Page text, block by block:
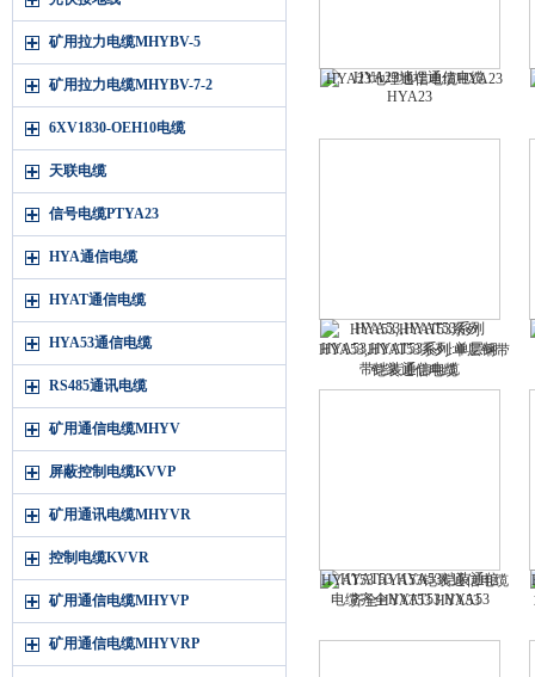
矿用拉力电缆MHYBV-5
矿用拉力电缆MHYBV-7-2
6XV1830-OEH10电缆
天联电缆
信号电缆PTYA23
HYA通信电缆
HYAT通信电缆
HYA53通信电缆
RS485通讯电缆
矿用通信电缆MHYV
屏蔽控制电缆KVVP
矿用通讯电缆MHYVR
控制电缆KVVR
矿用通信电缆MHYVP
矿用通信电缆MHYVRP
HYA23地埋通信电缆HYA23
HYA53,HYAT53系列
HYA53,HYAT53系列:单层钢带
铠装通信电缆
HYAT53 HYA53铠装通信电缆
齐全HYAT53 HYA53